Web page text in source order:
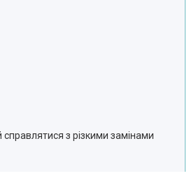
з різкими замінами